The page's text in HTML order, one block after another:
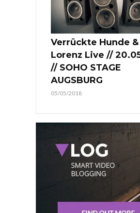
Verrückte Hunde &
Lorenz Live //
// SOHO STAGE
AUGSBURG
05/05/2018